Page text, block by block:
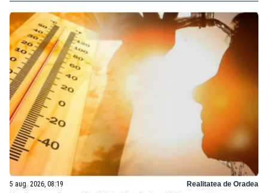
5 aug. 2026, 08:19 Realitatea de Oradea